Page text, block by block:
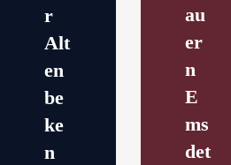
r
Alt
en
be
ke
n
au
er
n
E
ms
det